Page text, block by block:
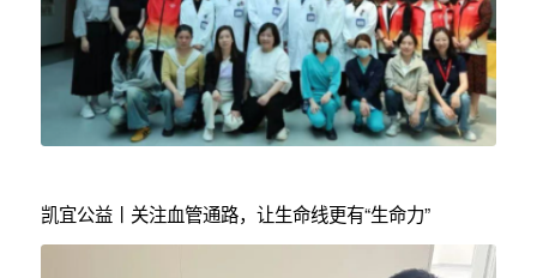
凯宜公益丨关注血管通路，让生命线更有“生命力”